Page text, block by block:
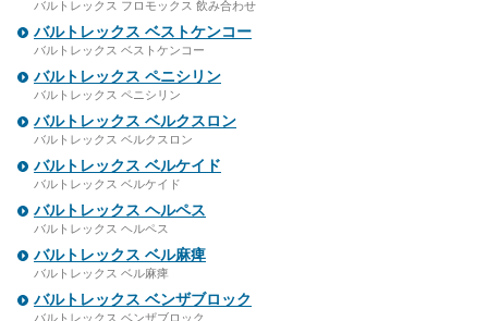
バルトレックス フロモックス 飲み合わせ
バルトレックス ベストケンコー
バルトレックス ベストケンコー
バルトレックス ペニシリン
バルトレックス ペニシリン
バルトレックス ベルクスロン
バルトレックス ベルクスロン
バルトレックス ベルケイド
バルトレックス ベルケイド
バルトレックス ヘルペス
バルトレックス ヘルペス
バルトレックス ベル麻痺
バルトレックス ベル麻痺
バルトレックス ベンザブロック
バルトレックス ベンザブロック